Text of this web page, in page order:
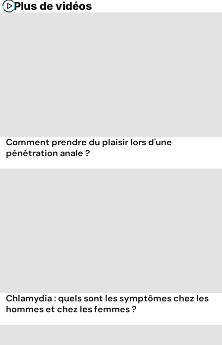
Plus de vidéos
Comment prendre du plaisir lors d'une
pénétration anale ?
Chlamydia : quels sont les symptômes chez les
hommes et chez les femmes ?